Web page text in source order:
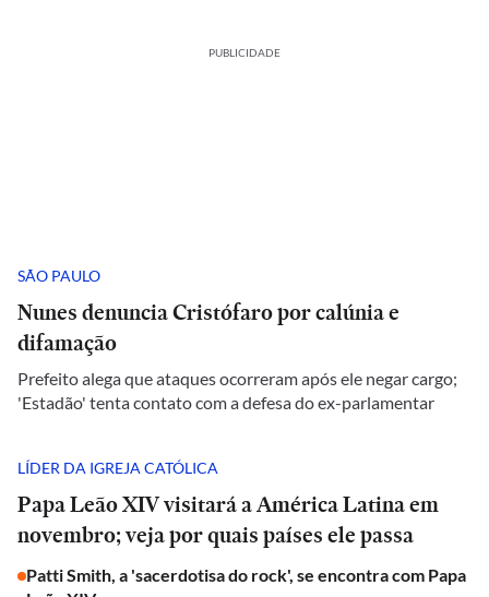
PUBLICIDADE
SÃO PAULO
Nunes denuncia Cristófaro por calúnia e
difamação
Prefeito alega que ataques ocorreram após ele negar cargo;
'Estadão' tenta contato com a defesa do ex-parlamentar
LÍDER DA IGREJA CATÓLICA
Papa Leão XIV visitará a América Latina em
novembro; veja por quais países ele passa
Patti Smith, a 'sacerdotisa do rock', se encontra com Papa